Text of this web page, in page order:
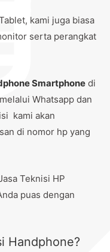
kami juga biasa
serta perangkat
Smartphone di
Whatsapp dan
kami akan
di nomor hp yang
Teknisi HP
puas dengan
Handphone?